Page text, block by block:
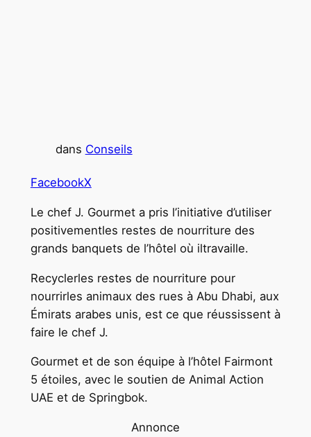
dans Conseils
FacebookX
Le chef J. Gourmet a pris l’initiative d’utiliser
positivementles restes de nourriture des
grands banquets de l’hôtel où iltravaille.
Recyclerles restes de nourriture pour
nourrirles animaux des rues à Abu Dhabi, aux
Émirats arabes unis, est ce que réussissent à
faire le chef J.
Gourmet et de son équipe à l’hôtel Fairmont
5 étoiles, avec le soutien de Animal Action
UAE et de Springbok.
Annonce